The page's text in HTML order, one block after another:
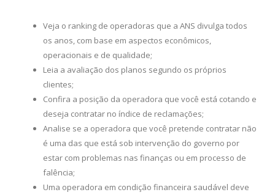
Veja o ranking de operadoras que a ANS divulga todos
os anos, com base em aspectos econômicos,
operacionais e de qualidade;
Leia a avaliação dos planos segundo os próprios
clientes;
Confira a posição da operadora que você está cotando e
deseja contratar no índice de reclamações;
Analise se a operadora que você pretende contratar não
é uma das que está sob intervenção do governo por
estar com problemas nas finanças ou em processo de
falência;
Uma operadora em condição financeira saudável deve